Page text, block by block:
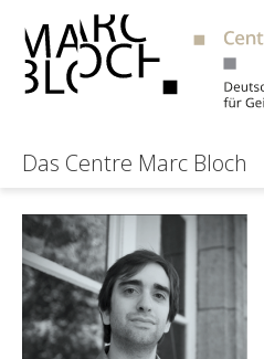
Das Centre Marc Bloch